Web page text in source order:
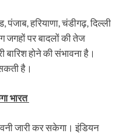
हरियाणा, चंडीगढ़, दिल्ली
पर बादलों की तेज
होने की संभावना है।
है।
भारत
जारी कर सकेगा। इंडियन